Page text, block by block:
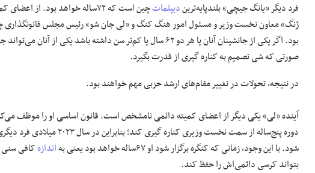
فرد دیگر «یانگ جیچی» بلندپایه‌تریندیپلمات
چین است که ۷۲ساله خواهد بود.
ژنگ» معاون نخست وزیر و مسئول امور هنگ کنگ و «لی جان شو» رئیس مجلس قانونگذاری
صورتی که شی تصمیم به کناره گیری از قدرت بگیرد.
در نتیجه، تحولات در تغییر مقام‌های ارشد حزبی مهم خواهند بود.
آینده «لی» یکی دیگر از اعضای کمیته دائمی نامشخص است. قانون اساسی او را موظف
دوره پنج‌ساله از سمت نخست وزیری کناره گیری کند؛
شود. با این وجود، زمانی که کنگره برگزار شود او ۶۷ساله خواهد بود یعنی به
اندازهکافی سنی
بتواند کرسی دائمی‌اش را حفظ کند.